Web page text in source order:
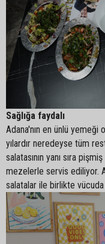
Sağlığa faydalı
Adana'nın en ünlü yemeği
yılardır neredeyse tüm
salatasının yanı sıra
mezelerle servis ediliyor.
salatalar ile birlikte vücuda